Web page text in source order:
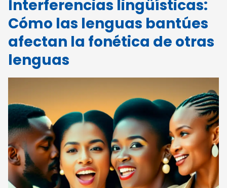
Interferencias lingüísticas:
Cómo las lenguas bantúes
afectan la fonética de otras
lenguas